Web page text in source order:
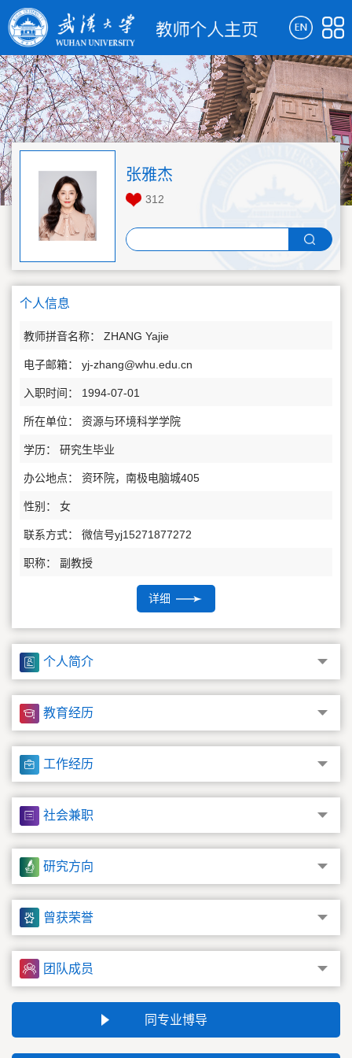
张雅杰
312
个人信息
教师拼音名称： ZHANG Yajie
电子邮箱： yj-zhang@whu.edu.cn
入职时间： 1994-07-01
所在单位： 资源与环境科学学院
学历： 研究生毕业
办公地点： 资环院，南极电脑城405
性别： 女
联系方式： 微信号yj15271877272
职称： 副教授
毕业院校： 武汉大学
博士生导师
硕士生导师
详细
个人简介
教育经历
工作经历
社会兼职
研究方向
曾获荣誉
团队成员
同专业博导